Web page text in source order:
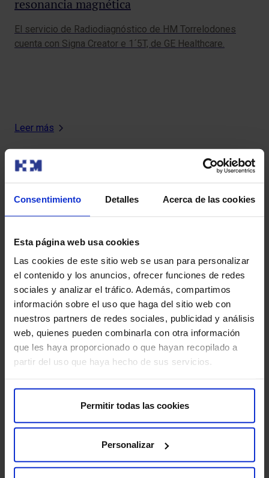
Consentimiento Detalles Acerca de las cookies
Esta página web usa cookies
Las cookies de este sitio web se usan para personalizar
el contenido y los anuncios, ofrecer funciones de redes
sociales y analizar el tráfico. Además, compartimos
información sobre el uso que haga del sitio web con
nuestros partners de redes sociales, publicidad y análisis
web, quienes pueden combinarla con otra información
que les haya proporcionado o que hayan recopilado a
partir del uso que haya hecho de sus servicios.
Permitir todas las cookies
Personalizar
resonancia magnética
El servicio de Radiodiagnóstico de HM Torrelodones
cuenta con Signa Creator e 1´5T, de GE Healthcare.
Leer más
y tratamientos. La mejor forma de cuidar tu bienestar
comienza con estar informado.
Nombre *
Correo electrónico *
Política de privacidad